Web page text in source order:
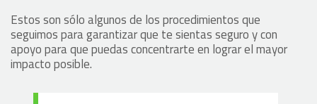
Estos son sólo algunos de los procedimientos que
seguimos para garantizar que te sientas seguro y con
apoyo para que puedas concentrarte en lograr el mayor
impacto posible.